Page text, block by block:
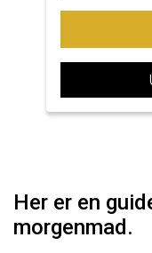
Her er en
morgenmad.